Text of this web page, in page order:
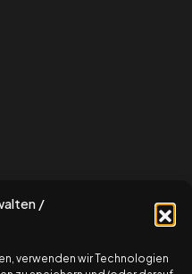
/
verwenden wir Technologien
kostenlosen
an